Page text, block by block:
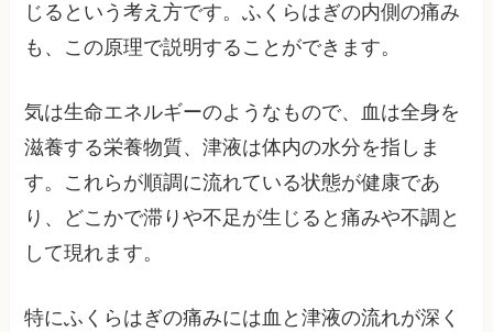
じるという考え方です。ふくらはぎの内側の痛み
も、この原理で説明することができます。
気は生命エネルギーのようなもので、血は全身を
滋養する栄養物質、津液は体内の水分を指しま
す。これらが順調に流れている状態が健康であ
り、どこかで滞りや不足が生じると痛みや不調と
して現れます。
特にふくらはぎの痛みには血と津液の流れが深く